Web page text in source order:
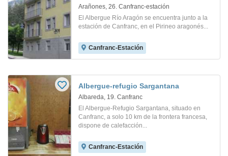
Arañones, 26. Canfranc-estación
El Albergue Río Aragón se encuentra junto a la
estación de Canfranc, en el Pirineo aragonés...
Canfranc-Estación
Albergue-refugio Sargantana
Albareda, 19. Canfranc
El Albergue-Refugio Sargantana, situado en
Canfranc, a solo 10 km de la frontera francesa,
dispone de calefacción...
Canfranc-Estación